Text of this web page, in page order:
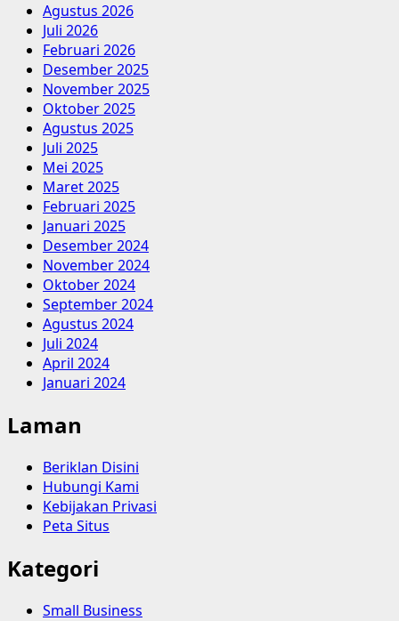
Agustus 2026
Juli 2026
Februari 2026
Desember 2025
November 2025
Oktober 2025
Agustus 2025
Juli 2025
Mei 2025
Maret 2025
Februari 2025
Januari 2025
Desember 2024
November 2024
Oktober 2024
September 2024
Agustus 2024
Juli 2024
April 2024
Januari 2024
Laman
Beriklan Disini
Hubungi Kami
Kebijakan Privasi
Peta Situs
Kategori
Small Business